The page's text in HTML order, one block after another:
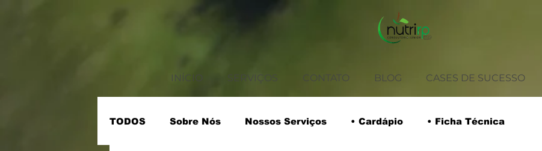
INÍCIO SERVIÇOS CONTATO BLOG CASES DE SUCESSO
TODOS Sobre Nós Nossos Serviços • Cardápio • Ficha Técnica